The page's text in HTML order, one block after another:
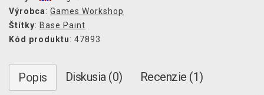
Výrobca: Games Workshop
Štítky: Base Paint
Kód produktu: 47893
Popis Diskusia (0) Recenzie (1)